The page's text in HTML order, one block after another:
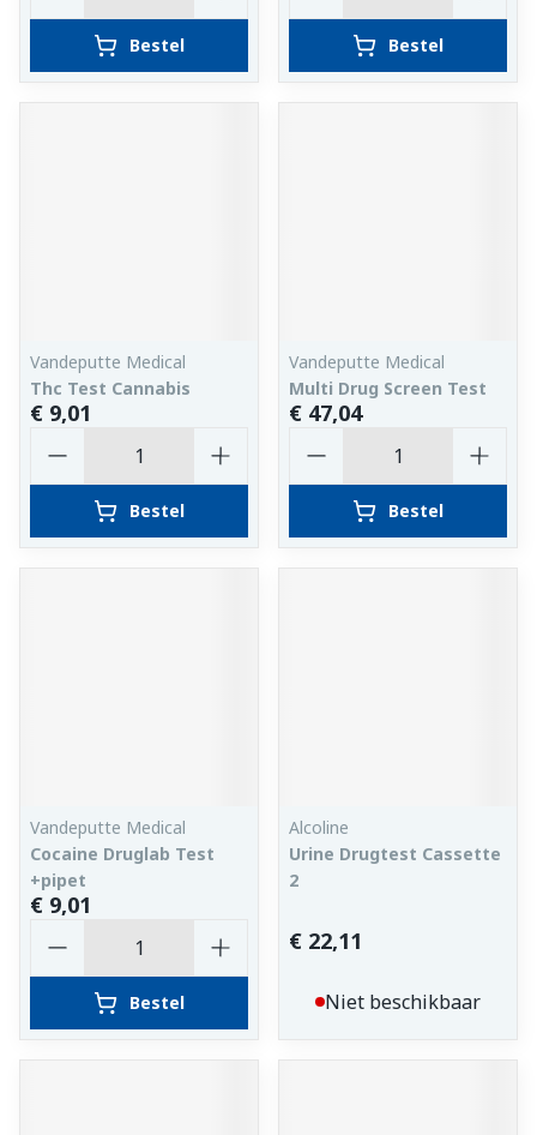
Bestel Bestel
Vandeputte Medical
Thc Test Cannabis
€ 9,01
Bestel
Vandeputte Medical
Multi Drug Screen Test
€ 47,04
Bestel
Vandeputte Medical
Cocaine Druglab Test
+pipet
€ 9,01
Bestel
Alcoline
Urine Drugtest Cassette
2
€ 22,11
Niet beschikbaar